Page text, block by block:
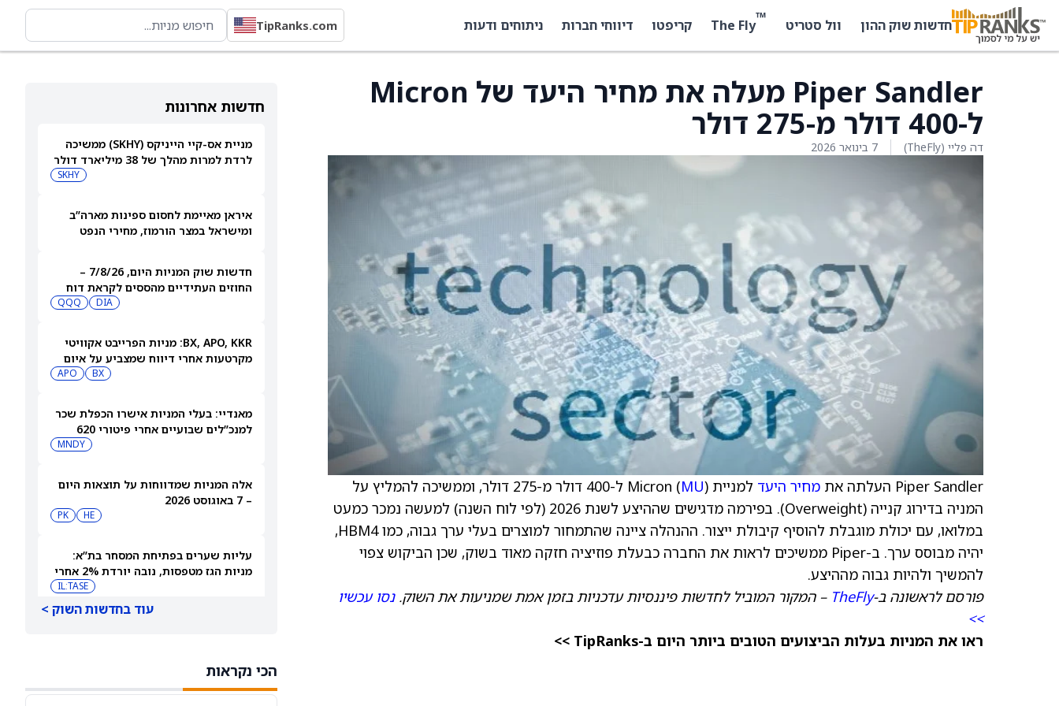
חדשות שוק ההון וול סטריט ™
The Fly קריפטו דיווחי חברות ניתוחים ודעות TipRanks.com
חדשות אחרונות
מניית אס-קיי הייניקס (SKHY) ממשיכה
לרדת למרות מהלך של 38 מיליארד דולר
SKHY
איראן מאיימת לחסום ספינות מארה”ב
ומישראל במצר הורמוז, מחירי הנפט
חדשות שוק המניות היום, 7/8/26 –
החוזים העתידיים מהססים לקראת דוח
DIA
QQQ
BX, APO, KKR: מניות הפרייבט אקוויטי
מקרטעות אחרי דיווח שמצביע על איום
BX
APO
מאנדיי: בעלי המניות אישרו הכפלת שכר
למנכ”לים שבועיים אחרי פיטורי 620
MNDY
אלה המניות שמדווחות על תוצאות היום
– 7 באוגוסט 2026
HE
PK
עליות שערים בפתיחת המסחר בת”א:
מניות הגז מטפסות, נובה יורדת 2% אחרי
IL:TASE
אפריקה ישראל מגורים קיבלה אישור
עוד בחדשות השוק >
הכי נקראות
Piper Sandler מעלה את מחיר היעד של Micron
ל-400 דולר מ-275 דולר
דה פליי (TheFly) 7 בינואר 2026
Piper Sandler העלתה את מחיר היעד למניית Micron ( MU
) ל-400 דולר מ-275 דולר, וממשיכה להמליץ על
המניה בדירוג קנייה (Overweight). בפירמה מדגישים שההיצע לשנת 2026 (לפי לוח השנה) למעשה נמכר כמעט
במלואו, עם יכולת מוגבלת להוסיף קיבולת ייצור. ההנהלה ציינה שהתמחור למוצרים בעלי ערך גבוה, כמו HBM4,
יהיה מבוסס ערך. ב-Piper ממשיכים לראות את החברה כבעלת פוזיציה חזקה מאוד בשוק, שכן הביקוש צפוי
להמשיך ולהיות גבוה מההיצע.
פורסם לראשונה ב-TheFly – המקור המוביל לחדשות פיננסיות עדכניות בזמן אמת שמניעות את השוק.נסו עכשיו
>>
ראו את המניות בעלות הביצועים הטובים ביותר היום ב-TipRanks >>